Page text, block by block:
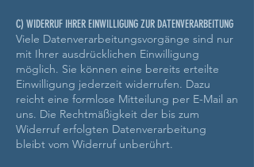
C) WIDERRUF IHRER EINWILLIGUNG ZUR DATENVERARBEITUNG
Viele Datenverarbeitungsvorgänge sind nur
mit Ihrer ausdrücklichen Einwilligung
möglich. Sie können eine bereits erteilte
Einwilligung jederzeit widerrufen. Dazu
reicht eine formlose Mitteilung per E-Mail an
uns. Die Rechtmäßigkeit der bis zum
Widerruf erfolgten Datenverarbeitung
bleibt vom Widerruf unberührt.